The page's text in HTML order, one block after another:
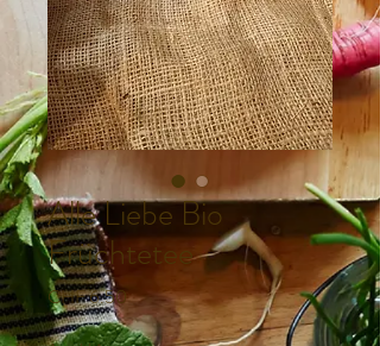
Alle Liebe Bio
Früchtetee
CHF 6.50Preis